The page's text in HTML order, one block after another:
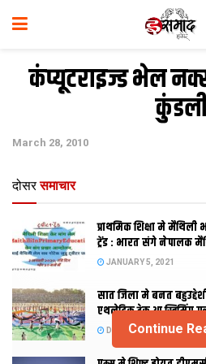
कंप्यूटराइज्ड भेल
March 28, 2010
दोसर समाचार
प्राथमिक शि‍क्षा मे
ट्रेंड : भारत संगे नेपालक
JANUARY 5, 2021
सात जिला मे बनत
एथलेटिक ट्रेक आ स्विमिंग
DECEMBER 26, 2020
Continue